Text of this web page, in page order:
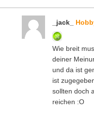
_jack_
Wie breit
deiner
und da ist
ist
sollten doch
reichen :O